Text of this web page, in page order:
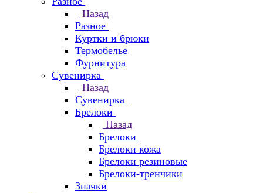
Назад
Разное
Куртки и брюки
Термобелье
Фурнитура
Сувенирка
Назад
Сувенирка
Брелоки
Назад
Брелоки
Брелоки кожа
Брелоки резиновые
Брелоки-тренчики
Значки